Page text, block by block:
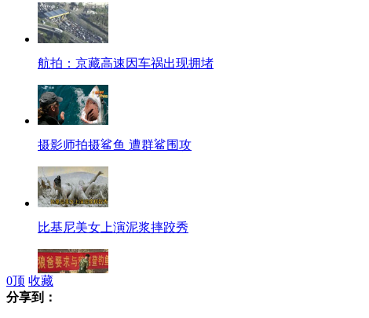
航拍：京藏高速因车祸出现拥堵
摄影师拍摄鲨鱼 遭群鲨围攻
比基尼美女上演泥浆摔跤秀
0顶 收藏
分享到：